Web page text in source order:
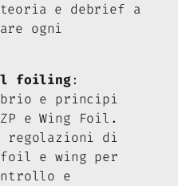
teoria e debrief a
ogni
foiling:
e principi
e Wing Foil.
regolazioni di
e wing per
e